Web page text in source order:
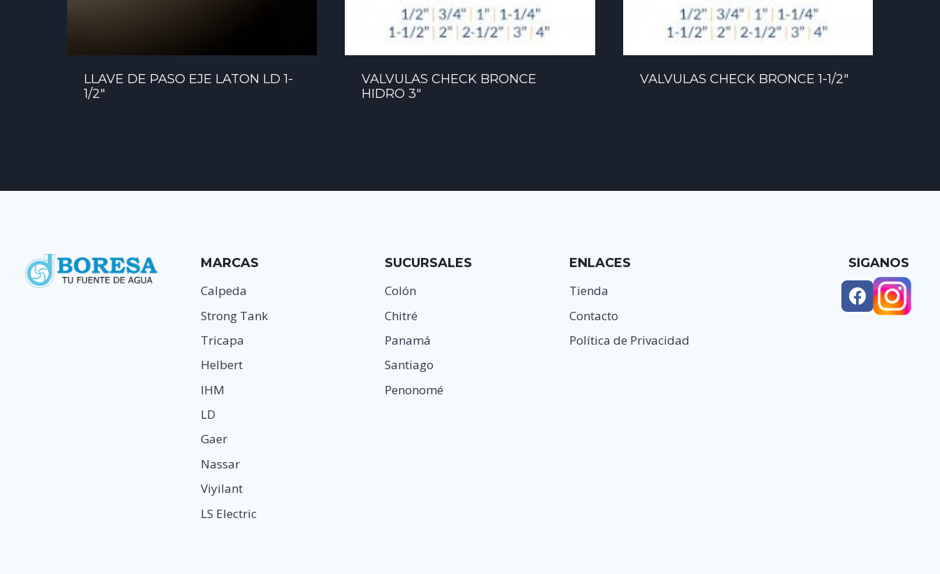
LLAVE DE PASO EJE LATON LD 1-
1/2″
VALVULAS CHECK BRONCE
HIDRO 3″
VALVULAS CHECK BRONCE 1-1/2″
MARCAS
Calpeda
Strong Tank
Tricapa
Helbert
IHM
LD
Gaer
Nassar
Viyilant
LS Electric
SUCURSALES
Colón
Chitré
Panamá
Santiago
Penonomé
ENLACES
Tienda
Contacto
Política de Privacidad
SIGANOS